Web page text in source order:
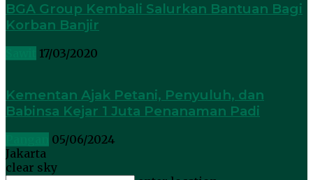
BGA Group Kembali Salurkan Bantuan Bagi
Korban Banjir
17/03/2020
Kementan Ajak Petani, Penyuluh, dan
Babinsa Kejar 1 Juta Penanaman Padi
05/06/2024
Jakarta
clear sky